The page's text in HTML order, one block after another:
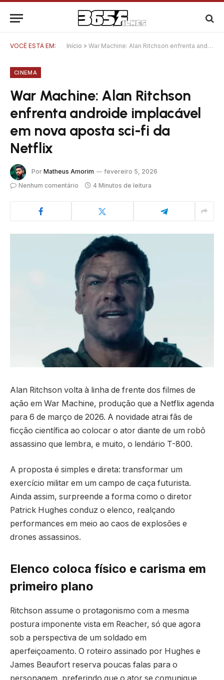
VOCÊ ESTÁ EM: Início » War Machine: Alan Ritchson enfrenta androide implacável em nova aposta sci-fi da Netflix
CINEMA
War Machine: Alan Ritchson
enfrenta androide implacável
em nova aposta sci-fi da
Netflix
Por Matheus Amorim
fevereiro 5, 2026
Nenhum comentário
4 Minutos de leitura
Alan Ritchson volta à linha de frente dos filmes de
ação em War Machine, produção que a Netflix agenda
para 6 de março de 2026. A novidade atrai fãs de
ficção científica ao colocar o ator diante de um robô
assassino que lembra, e muito, o lendário T-800.
A proposta é simples e direta: transformar um
exercício militar em um campo de caça futurista.
Ainda assim, surpreende a forma como o diretor
Patrick Hughes conduz o elenco, realçando
performances em meio ao caos de explosões e
drones assassinos.
Elenco coloca físico e carisma em
primeiro plano
Ritchson assume o protagonismo com a mesma
postura imponente vista em Reacher, só que agora
sob a perspectiva de um soldado em
aperfeiçoamento. O roteiro assinado por Hughes e
James Beaufort reserva poucas falas para o